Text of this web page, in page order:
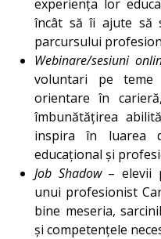
experiența lor
încât să îi ajute să
parcursului
Webinare/sesiuni
voluntari pe teme
orientare în
îmbunătățirea
inspira în luarea
educațional și
Job Shadow– elevii
unui profesionist
bine meseria,
și competențele